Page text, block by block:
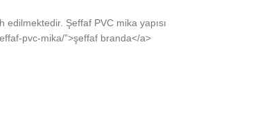
Şeffaf PVC mika yapısı
pvc-mika/”>şeffaf branda</a>